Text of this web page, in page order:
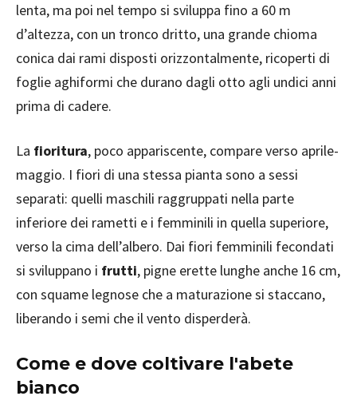
lenta, ma poi nel tempo si sviluppa fino a 60 m
d’altezza, con un tronco dritto, una grande chioma
conica dai rami disposti orizzontalmente, ricoperti di
foglie aghiformi che durano dagli otto agli undici anni
prima di cadere.
La fioritura, poco appariscente, compare verso aprile-
maggio. I fiori di una stessa pianta sono a sessi
separati: quelli maschili raggruppati nella parte
inferiore dei rametti e i femminili in quella superiore,
verso la cima dell’albero. Dai fiori femminili fecondati
si sviluppano i frutti, pigne erette lunghe anche 16 cm,
con squame legnose che a maturazione si staccano,
liberando i semi che il vento disperderà.
Come e dove coltivare l'abete
bianco